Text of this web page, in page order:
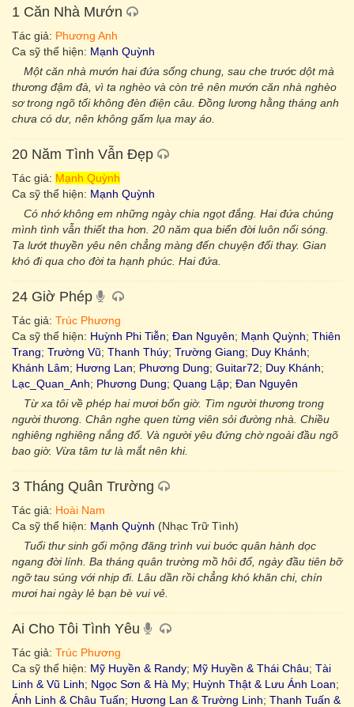
1 Căn Nhà Mướn
Tác giả: Phương Anh
Ca sỹ thể hiện: Mạnh Quỳnh
Một căn nhà mướn hai đứa sống chung, sau che trước dột mà
thương đậm đà, vì ta nghèo và còn trẻ nên mướn căn nhà nghèo
sơ trong ngõ tối không đèn điện câu. Đồng lương hằng tháng anh
chưa có dư, nên không gấm lụa may áo.
20 Năm Tình Vẫn Đẹp
Tác giả: Mạnh Quỳnh
Ca sỹ thể hiện: Mạnh Quỳnh
Có nhớ không em những ngày chia ngọt đắng. Hai đứa chúng
mình tình vẫn thiết tha hơn. 20 năm qua biển đời luôn nổi sóng.
Ta lướt thuyền yêu nên chẳng màng đến chuyện đổi thay. Gian
khó đi qua cho đời ta hạnh phúc. Hai đứa.
24 Giờ Phép
Tác giả: Trúc Phương
Ca sỹ thể hiện: Huỳnh Phi Tiễn; Đan Nguyên; Mạnh Quỳnh; Thiên
Trang; Trường Vũ; Thanh Thúy; Trường Giang; Duy Khánh;
Khánh Lâm; Hương Lan; Phương Dung; Guitar72; Duy Khánh;
Lạc_Quan_Anh; Phương Dung; Quang Lập; Đan Nguyên
Từ xa tôi về phép hai mươi bốn giờ. Tìm người thương trong
người thương. Chân nghe quen từng viên sỏi đường nhà. Chiều
nghiêng nghiêng nắng đổ. Và người yêu đứng chờ ngoài đầu ngõ
bao giờ. Vừa tâm tư là mắt nên khi.
3 Tháng Quân Trường
Tác giả: Hoài Nam
Ca sỹ thể hiện: Mạnh Quỳnh (Nhạc Trữ Tình)
Tuổi thư sinh gối mộng đăng trình vui buớc quân hành dọc
ngang đời lính. Ba tháng quân trường mồ hôi đổ, ngày đầu tiên bỡ
ngỡ tau súng với nhịp đi. Lâu dần rồi chẳng khó khăn chi, chín
mươi hai ngày lẻ bạn bè vui vẻ.
Ai Cho Tôi Tình Yêu
Tác giả: Trúc Phương
Ca sỹ thể hiện: Mỹ Huyền & Randy; Mỹ Huyền & Thái Châu; Tài
Linh & Vũ Linh; Ngọc Sơn & Hà My; Huỳnh Thật & Lưu Ánh Loan;
Ánh Linh & Châu Tuấn; Hương Lan & Trường Linh; Thanh Tuấn &